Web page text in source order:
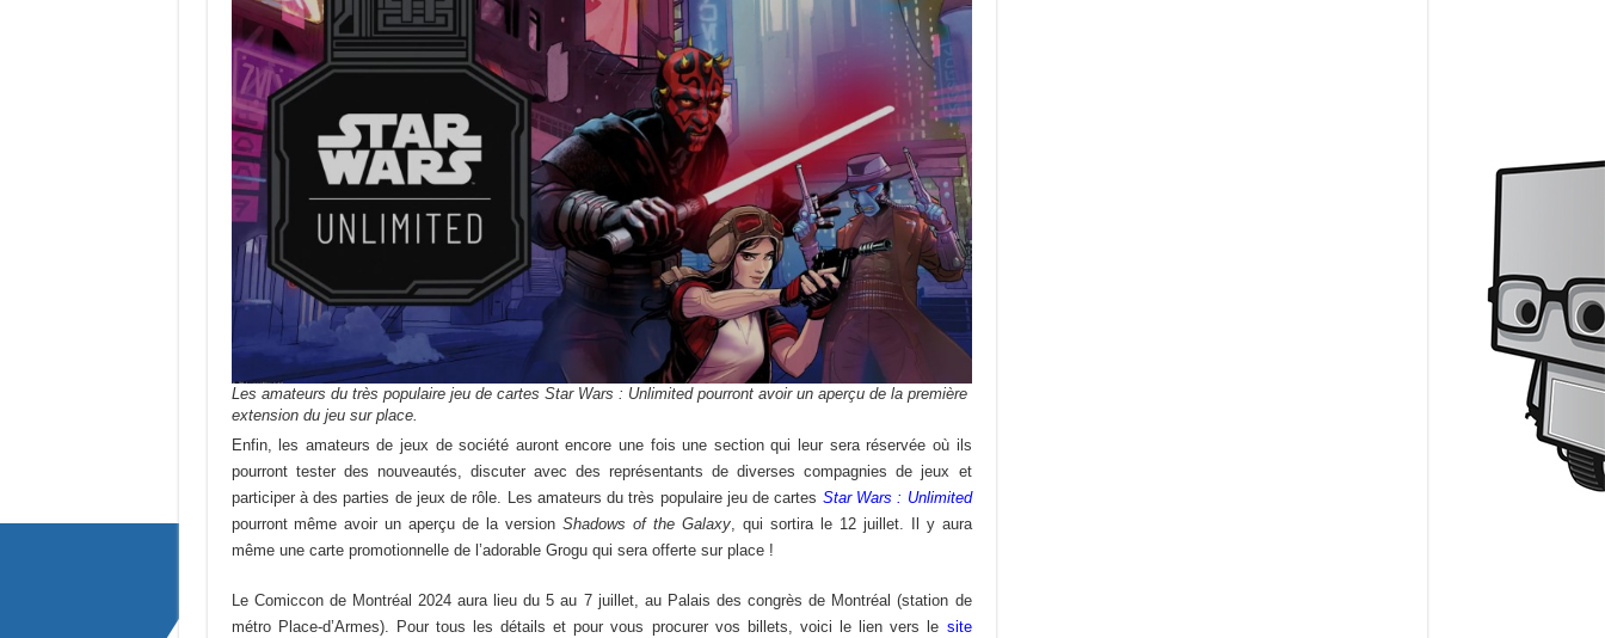
Les amateurs du très populaire jeu de cartes Star Wars : Unlimited pourront avoir un aperçu de la première
extension du jeu sur place.
Enfin, les amateurs de jeux de société auront encore une fois une section qui leur sera réservée où ils
pourront tester des nouveautés, discuter avec des représentants de diverses compagnies de jeux et
participer à des parties de jeux de rôle. Les amateurs du très populaire jeu de cartes Star Wars : Unlimited
pourront même avoir un aperçu de la versionShadows of the Galaxy, qui sortira le 12 juillet. Il y aura
même une carte promotionnelle de l’adorable Grogu qui sera offerte sur place !
Le Comiccon de Montréal 2024 aura lieu du 5 au 7 juillet, au Palais des congrès de Montréal (station de
métro Place-d’Armes). Pour tous les détails et pour vous procurer vos billets, voici le lien vers le site